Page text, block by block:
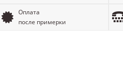
Оплата
после примерки